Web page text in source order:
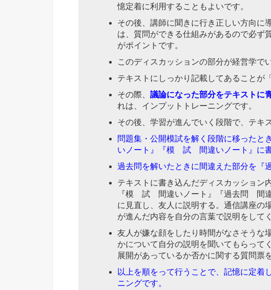
憶定着に利用することもよいです。
その後、講師に聞きに行き正しい方向に
は、質問ができる仕組みがあるので必ず
がポイントです。
このディスカッションの部分が経営学で
テキストにしっかり記載してあることが
その際、 議論になった部分をテキストに
れは、インプットトレーニングです。
その後、学習が進んでいく段階で、テキ
問題集・公開模試を解く段階に移った
いノート』『模 試 間違いノート』に書
過去問を解いたときに間違えた部分を『
テキストに書き込んだディスカッション
『模 試 間違いノート』『過去問 間違
に見直し、友人に説明する。通信講座の
が進んだ内容を自分の言葉で説明をして
友人が嫌な顔をしたり時間がなさそうな
かについて自分の説明を聞いてもらって
展開があっているか否かに関する質問票
以上を順をって行うことで、記憶に定着
ニングです。